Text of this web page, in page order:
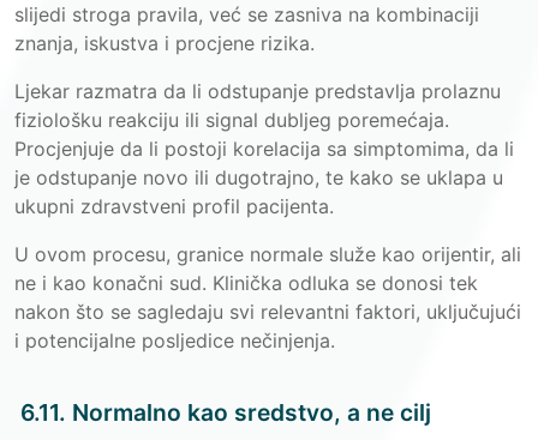
slijedi stroga pravila, već se zasniva na kombinaciji
znanja, iskustva i procjene rizika.
Ljekar razmatra da li odstupanje predstavlja prolaznu
fiziološku reakciju ili signal dubljeg poremećaja.
Procjenjuje da li postoji korelacija sa simptomima, da li
je odstupanje novo ili dugotrajno, te kako se uklapa u
ukupni zdravstveni profil pacijenta.
U ovom procesu, granice normale služe kao orijentir, ali
ne i kao konačni sud. Klinička odluka se donosi tek
nakon što se sagledaju svi relevantni faktori, uključujući
i potencijalne posljedice nečinjenja.
6.11. Normalno kao sredstvo, a ne cilj